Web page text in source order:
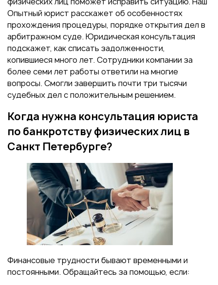
Опытный юрист расскажет об особенностях
прохождения процедуры, порядке открытия дел в
арбитражном суде. Юридическая консультация
подскажет, как списать задолженности,
копившиеся много лет. Сотрудники компании за
более семи лет работы ответили на многие
вопросы. Смогли завершить почти три тысячи
судебных дел с положительным решением.
Когда нужна консультация юриста
по банкротству физических лиц в
Санкт Петербурге?
Финансовые трудности бывают временными и
постоянными. Обращайтесь за помощью, если: